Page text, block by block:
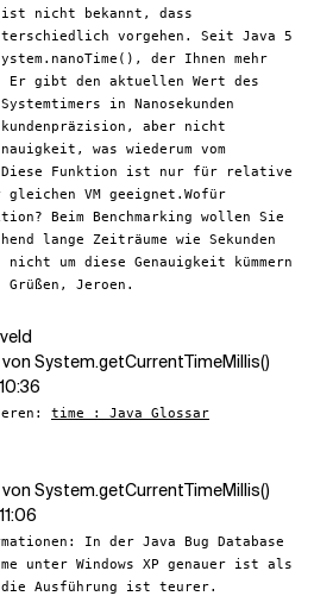
nicht bekannt, dass
vorgehen. Seit Java 5
der Ihnen mehr
Er gibt den aktuellen Wert des
in Nanosekunden
aber nicht
was wiederum vom
Diese Funktion ist nur für relative
VM geeignet. Wofür
Beim Benchmarking wollen Sie
lange Zeiträume wie Sekunden
um diese Genauigkeit kümmern
Jeroen.
System.getCurrentTimeMillis()
time : Java Glossar
System.getCurrentTimeMillis()
In der Java Bug Database
unter Windows XP genauer ist als
Ausführung ist teurer.